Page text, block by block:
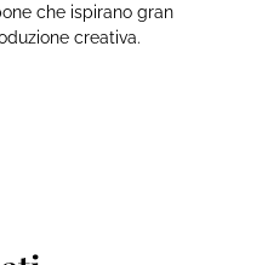
che ispirano gran
creativa.